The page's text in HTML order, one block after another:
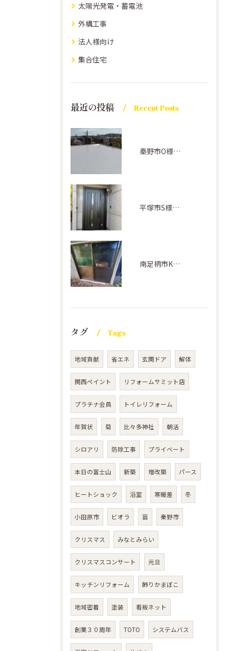
太陽光発電・蓄電池
外構工事
法人様向け
集合住宅
最近の投稿 Recent Posts
秦野市O様邸屋上防水(アトレーヌ グレー)
平塚市S様邸(ドアリフォーム)
南足柄市K様邸(サッシ交換工事)
タグ Tags
地域貢献 省エネ 玄関ドア 解体
関西ペイント リフォームサミット店
プラチナ会員 トイレリフォーム
年賀状 菊 比々多神社 朝活
シロアリ 防除工事 プライベート
本日の富士山 新築 増改築 パース
ヒートショック 浴室 寒暖差 冬
小田原市 ビオラ 苗 秦野市
クリスマス みなとみらい
クリスマスコンサート 元旦
キッチンリフォーム 飾りかまぼこ
地域密着 塗装 看板ネット
創業３０周年 TOTO システムバス